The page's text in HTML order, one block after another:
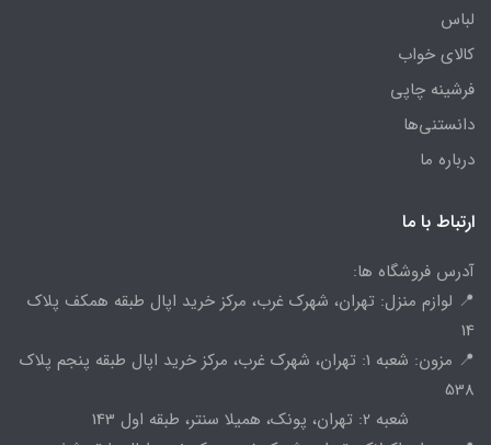
لباس
کالای خواب
فرشینه چاپی
دانستنی‌ها
درباره ما
ارتباط با ما
آدرس فروشگاه ها:
📍 لوازم منزل: تهران، شهرک غرب، مرکز خرید اپال طبقه همکف پلاک
14
📍 مزون: شعبه 1: تهران، شهرک غرب، مرکز خرید اپال طبقه پنجم پلاک
538
شعبه 2: تهران، پونک، همیلا سنتر، طبقه اول 143